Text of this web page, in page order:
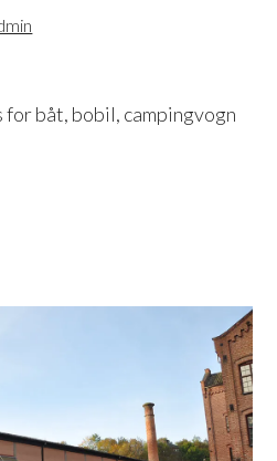
båt, bobil, campingvogn